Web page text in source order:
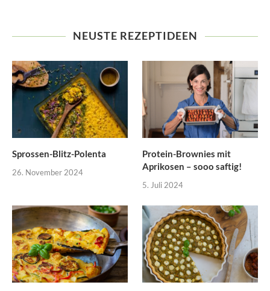
NEUSTE REZEPTIDEEN
Sprossen-Blitz-Polenta
26. November 2024
Protein-Brownies mit
Aprikosen – sooo saftig!
5. Juli 2024